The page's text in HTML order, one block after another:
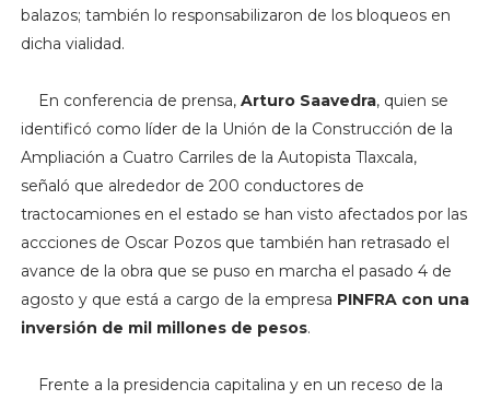
balazos; también lo responsabilizaron de los bloqueos en
dicha vialidad.
En conferencia de prensa,Arturo Saavedra, quien se
identificó como líder de la Unión de la Construcción de la
Ampliación a Cuatro Carriles de la Autopista Tlaxcala,
señaló que alrededor de 200 conductores de
tractocamiones en el estado se han visto afectados por las
accciones de Oscar Pozos que también han retrasado el
avance de la obra que se puso en marcha el pasado 4 de
agosto y que está a cargo de la empresa PINFRA con una
inversión de mil millones de pesos.
Frente a la presidencia capitalina y en un receso de la